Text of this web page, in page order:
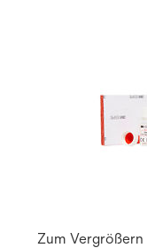
Zum Vergrößern